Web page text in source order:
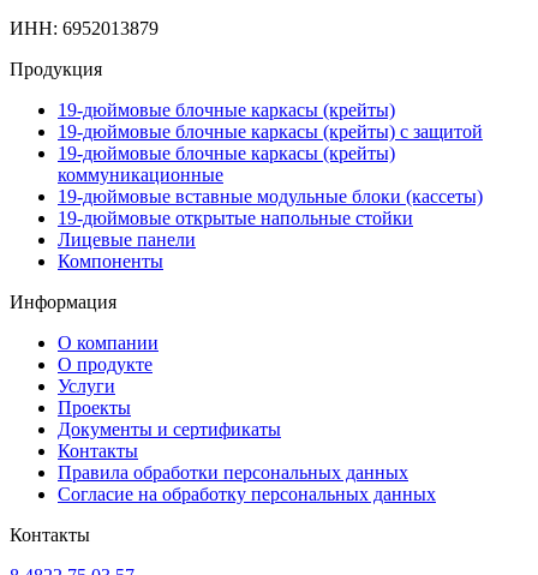
ИНН: 6952013879
Продукция
19-дюймовые блочные каркасы (крейты)
19-дюймовые блочные каркасы (крейты) с защитой
19-дюймовые блочные каркасы (крейты)
коммуникационные
19-дюймовые вставные модульные блоки (кассеты)
19-дюймовые открытые напольные стойки
Лицевые панели
Компоненты
Информация
О компании
О продукте
Услуги
Проекты
Документы и сертификаты
Контакты
Правила обработки персональных данных
Согласие на обработку персональных данных
Контакты